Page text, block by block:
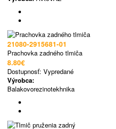
21080-2915681-01
Prachovka zadného tlmiča
8.80€
Dostupnosť: Vypredané
Výrobca:
Balakovorezinotekhnika